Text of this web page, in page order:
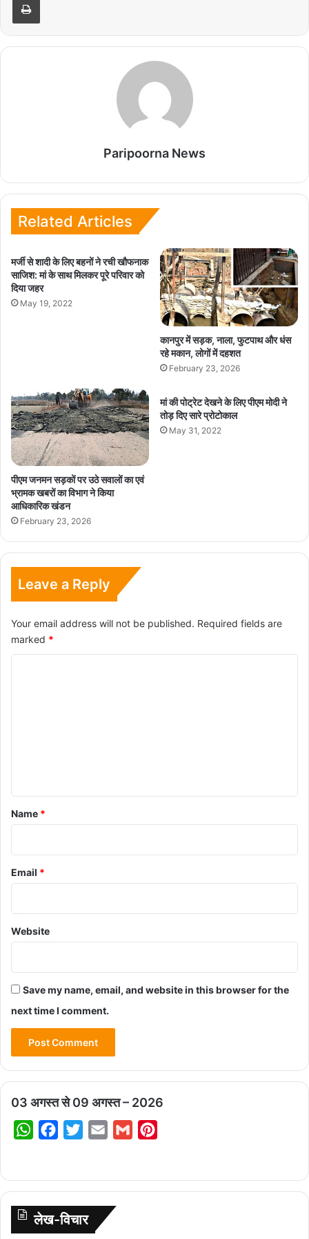
Paripoorna News
Related Articles
मर्जी से शादी के लिए बहनों ने रची खौफनाक
साजिश: मां के साथ मिलकर पूरे परिवार को
दिया जहर
May 19, 2022
कानपुर में सड़क, नाला, फुटपाथ और धंस
रहे मकान, लोगों में दहशत
February 23, 2026
पीएम जनमन सड़कों पर उठे सवालों का एवं
भ्रामक खबरों का विभाग ने किया
आधिकारिक खंडन
February 23, 2026
मां की पोट्रेट देखने के लिए पीएम मोदी ने
तोड़ दिए सारे प्रोटोकाल
May 31, 2022
Leave a Reply
Your email address will not be published. Required fields are
marked *
*
Name *
Email *
Website
Save my name, email, and website in this browser for the
next time I comment.
03 अगस्त से 09 अगस्त – 2026
W
t
s
A
e
b
o
t
t
e
i
l
G
i
t
लेख-विचार